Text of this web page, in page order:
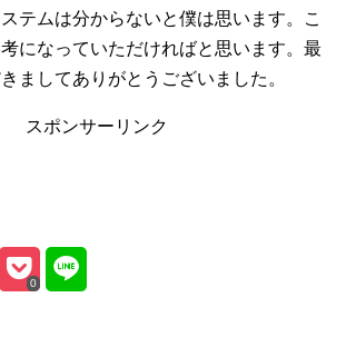
テムは分からないと僕は思います。こ
になっていただければと思います。最
ましてありがとうございました。
スポンサーリンク
0